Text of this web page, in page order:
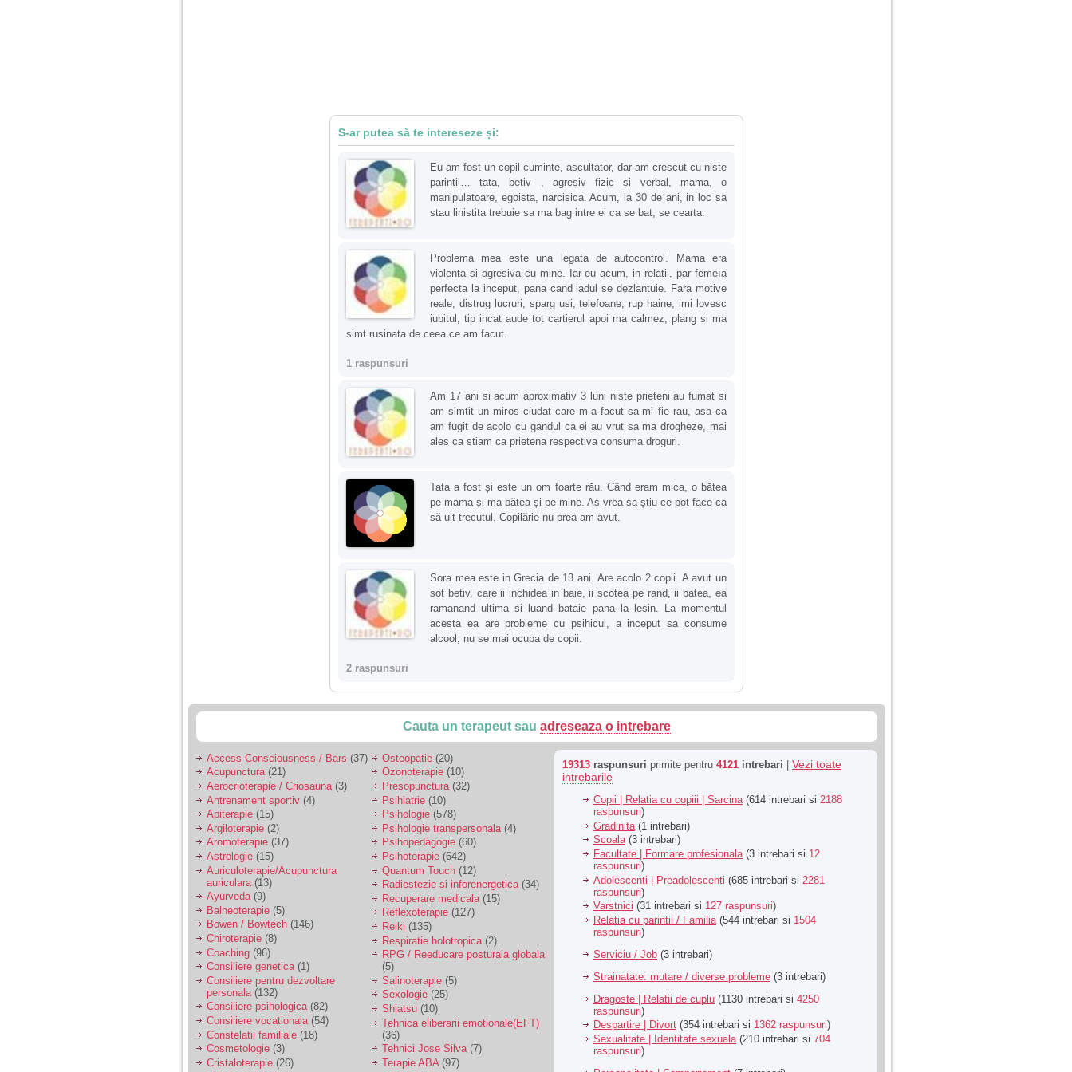
S-ar putea să te intereseze și:
Eu am fost un copil cuminte, ascultator, dar am crescut cu niste
parintii… tata, betiv , agresiv fizic si verbal, mama, o
manipulatoare, egoista, narcisica. Acum, la 30 de ani, in loc sa
stau linistita trebuie sa ma bag intre ei ca se bat, se cearta.
Problema mea este una legata de autocontrol. Mama era
violenta si agresiva cu mine. Iar eu acum, in relatii, par femeıa
perfecta la inceput, pana cand iadul se dezlantuie. Fara motive
reale, distrug lucruri, sparg usi, telefoane, rup haine, imi lovesc
iubitul, tip incat aude tot cartierul apoi ma calmez, plang si ma
simt rusinata de ceea ce am facut.
1 raspunsuri
Am 17 ani si acum aproximativ 3 luni niste prieteni au fumat si
am simtit un miros ciudat care m-a facut sa-mi fie rau, asa ca
am fugit de acolo cu gandul ca ei au vrut sa ma drogheze, mai
ales ca stiam ca prietena respectiva consuma droguri.
Tata a fost și este un om foarte rău. Când eram mica, o bătea
pe mama și ma bătea și pe mine. As vrea sa știu ce pot face ca
să uit trecutul. Copilărie nu prea am avut.
Sora mea este in Grecia de 13 ani. Are acolo 2 copii. A avut un
sot betiv, care ii inchidea in baie, ii scotea pe rand, ii batea, ea
ramanand ultima si luand bataie pana la lesin. La momentul
acesta ea are probleme cu psihicul, a inceput sa consume
alcool, nu se mai ocupa de copii.
2 raspunsuri
Cauta un terapeut sau adreseaza o intrebare
Access Consciousness / Bars (37)
Acupunctura(21)
Aerocrioterapie / Criosauna(3)
Antrenament sportiv (4)
Apiterapie (15)
Argiloterapie (2)
Aromoterapie (37)
Astrologie (15)
Auriculoterapie/Acupunctura
auriculara (13)
Ayurveda(9)
Balneoterapie (5)
Bowen / Bowtech (146)
Chiroterapie (8)
Coaching (96)
Consiliere genetica(1)
Consiliere pentru dezvoltare
personala (132)
Consiliere psihologica(82)
Consiliere vocationala (54)
Constelatii familiale (18)
Cosmetologie (3)
Cristaloterapie (26)
Osteopatie (20)
Ozonoterapie (10)
Presopunctura(32)
Psihiatrie (10)
Psihologie (578)
Psihologie transpersonala (4)
Psihopedagogie (60)
Psihoterapie (642)
Quantum Touch (12)
Radiestezie si inforenergetica(34)
Recuperare medicala (15)
Reflexoterapie (127)
Reiki (135)
Respiratie holotropica (2)
RPG / Reeducare posturala globala
(5)
Salinoterapie (5)
Sexologie (25)
Shiatsu (10)
Tehnica eliberarii emotionale(EFT)
(36)
Tehnici Jose Silva(7)
Terapie ABA (97)
19313 raspunsuri primite pentru 4121 intrebari
Vezi toate
intrebarile
Copii | Relatia cu copiii | Sarcina(614 intrebari si 2188
raspunsuri)
Gradinita (1 intrebari)
Scoala(3 intrebari)
Facultate | Formare profesionala(3 intrebari si 12
raspunsuri)
Adolescenti | Preadolescenti (685 intrebari si 2281
raspunsuri)
Varstnici (31 intrebari si 127 raspunsuri)
Relatia cu parintii / Familia (544 intrebari si 1504
raspunsuri)
Serviciu / Job (3 intrebari)
Strainatate: mutare / diverse probleme (3 intrebari)
Dragoste | Relatii de cuplu (1130 intrebari si 4250
raspunsuri)
Despartire | Divort (354 intrebari si 1362 raspunsuri)
Sexualitate | Identitate sexuala(210 intrebari si 704
raspunsuri)